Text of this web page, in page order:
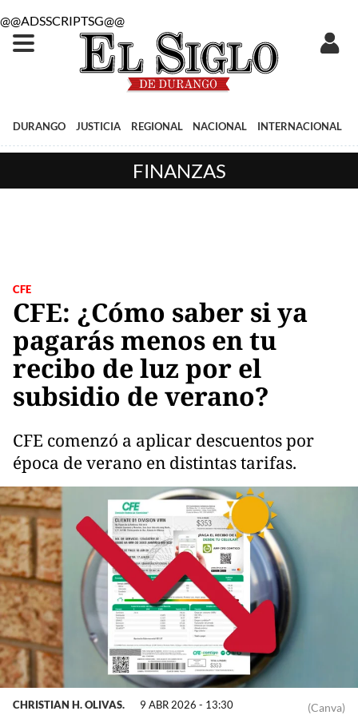
@@ADSSCRIPTSG@@
DURANGO JUSTICIA REGIONAL NACIONAL INTERNACIONAL
FINANZAS
CFE
CFE: ¿Cómo saber si ya
pagarás menos en tu
recibo de luz por el
subsidio de verano?
CFE comenzó a aplicar descuentos por
época de verano en distintas tarifas.
(Canva)
CHRISTIAN H. OLIVAS. 9 ABR 2026 - 13:30